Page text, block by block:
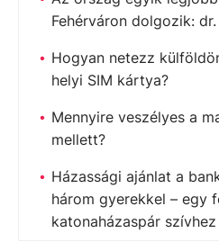
Fehérváron dolgozik:
Hogyan netezz
helyi SIM kártya?
Mennyire veszélyes a
mellett?
Házassági ajánlat a
három gyerekkel – egy
katonaházaspár